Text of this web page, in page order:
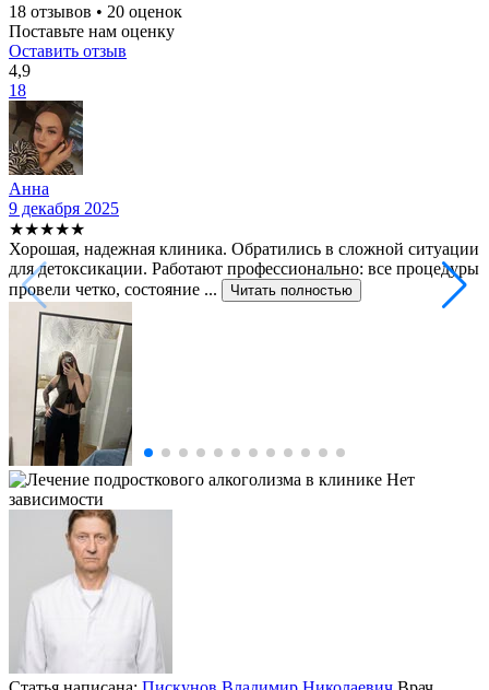
18 отзывов • 20 оценок
Поставьте нам оценку
Оставить отзыв
4,9
18
Анна
9 декабря 2025
★★★★★
Хорошая, надежная клиника. Обратились в сложной ситуации
для детоксикации. Работают профессионально: все процедуры
провели четко, состояние ...
Читать полностью